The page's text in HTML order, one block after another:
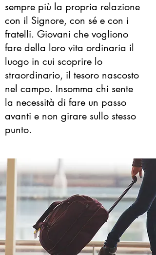
sempre più la propria relazione
con il Signore, con sé e con i
fratelli. Giovani che vogliono
fare della loro vita ordinaria il
luogo in cui scoprire lo
straordinario, il tesoro nascosto
nel campo. Insomma chi sente
la necessità di fare un passo
avanti e non girare sullo stesso
punto.